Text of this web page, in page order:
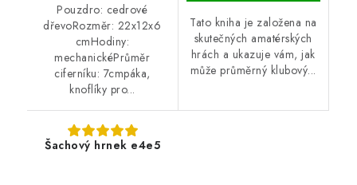
Pouzdro: cedrové
dřevoRozměr: 22x12x6
cmHodiny:
mechanickéPrůměr
ciferníku: 7cmpáka,
knoflíky pro...
Tato kniha je založena na
skutečných amatérských
hrách a ukazuje vám, jak
může průměrný klubový...
Šachový hrnek e4e5